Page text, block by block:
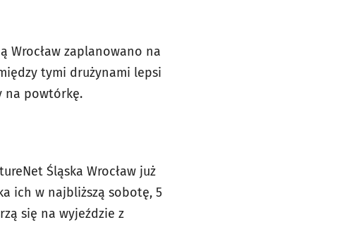
Wrocław zaplanowano na
tymi drużynami lepsi
na powtórkę.
Śląska Wrocław już
ich w najbliższą sobotę, 5
się na wyjeździe z